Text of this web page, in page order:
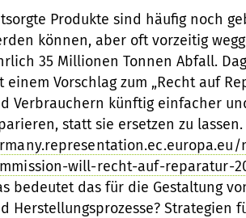
Produkte sind häufig noch
können, aber oft vorzeitig
35 Millionen Tonnen Abfall.
einem Vorschlag zum „Recht auf
Verbrauchern künftig einfacher
statt sie ersetzen zu
will-recht-auf-reparatur-
bedeutet das für die Gestaltung
Herstellungsprozesse? Strategien